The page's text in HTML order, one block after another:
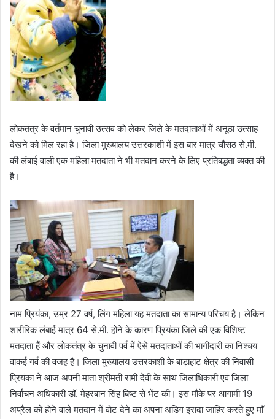
लोकतंत्र के वर्तमान चुनावी उत्सव को लेकर जिले के मतदाताओं में अनूठा उत्साह
देखने को मिल रहा है। जिला मुख्यालय उत्तरकाशी में इस बार मात्र चौसठ से.मी.
की लंबाई वाली एक महिला मतदाता ने भी मतदान करने के लिए प्रतिबद्धता व्यक्त की
है।
नाम प्रियंका, उम्र 27 वर्ष, लिंग महिला यह मतदाता का सामान्य परिचय है। लेकिन
शारीरिक लंबाई मात्र 64 से.मी. होने के कारण प्रियंका जिले की एक विशिष्ट
मतदाता हैं और लोकतंत्र के चुनावी पर्व में ऐसे मतदाताओं की भागीदारी का निश्चय
वाकई गर्व की वजह है। जिला मुख्यालय उत्तरकाशी के बाड़ाहाट क्षेत्र की निवासी
प्रियंका ने आज अपनी माता श्रीमती रामी देवी के साथ जिलाधिकारी एवं जिला
निर्वाचन अधिकारी डॉ. मेहरबान सिंह बिष्ट से भेंट की। इस मौके पर आगामी 19
अप्रैल को होने वाले मतदान में वोट देने का अपना अडिग इरादा जाहिर करते हुए माॅं